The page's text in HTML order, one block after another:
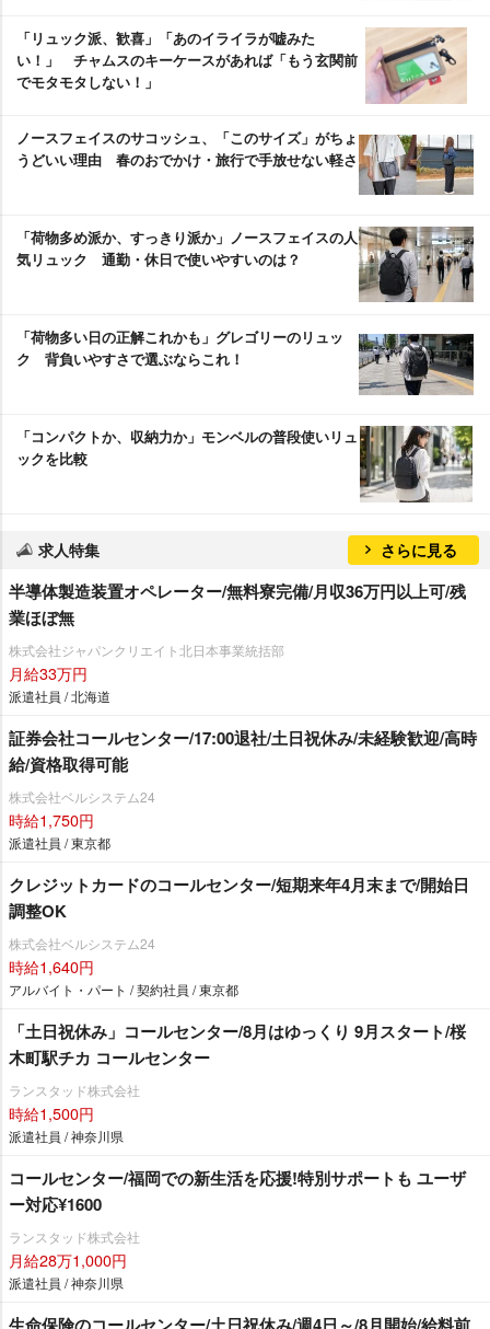
「リュック派、歓喜」「あのイライラが嘘みた
い！」 チャムスのキーケースがあれば「もう玄関前
でモタモタしない！」
ノースフェイスのサコッシュ、「このサイズ」がちょ
うどいい理由 春のおでかけ・旅行で手放せない軽さ
「荷物多め派か、すっきり派か」ノースフェイスの人
気リュック 通勤・休日で使いやすいのは？
「荷物多い日の正解これかも」グレゴリーのリュッ
ク 背負いやすさで選ぶならこれ！
「コンパクトか、収納力か」モンベルの普段使いリュ
ックを比較
求人特集 さらに見る
半導体製造装置オペレーター/無料寮完備/月収36万円以上可/残
業ほぼ無
株式会社ジャパンクリエイト北日本事業統括部
月給33万円
派遣社員 / 北海道
証券会社コールセンター/17:00退社/土日祝休み/未経験歓迎/高時
給/資格取得可能
株式会社ベルシステム24
時給1,750円
派遣社員 / 東京都
クレジットカードのコールセンター/短期来年4月末まで/開始日
調整OK
株式会社ベルシステム24
時給1,640円
アルバイト・パート / 契約社員 / 東京都
「土日祝休み」コールセンター/8月はゆっくり 9月スタート/桜
木町駅チカ コールセンター
ランスタッド株式会社
時給1,500円
派遣社員 / 神奈川県
コールセンター/福岡での新生活を応援!特別サポートも ユーザ
ー対応¥1600
ランスタッド株式会社
月給28万1,000円
派遣社員 / 神奈川県